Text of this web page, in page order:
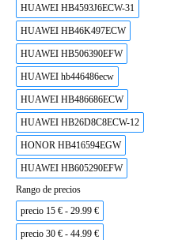
HUAWEI HB4593J6ECW-31
HUAWEI HB46K497ECW
HUAWEI HB506390EFW
HUAWEI hb446486ecw
HUAWEI HB486686ECW
HUAWEI HB26D8C8ECW-12
HONOR HB416594EGW
HUAWEI HB605290EFW
Rango de precios
precio 15 € - 29.99 €
precio 30 € - 44.99 €